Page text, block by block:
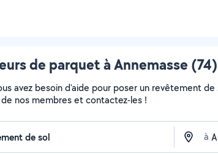
de parquet à Annemasse
avez besoin d'aide pour poser un revêtement
de nos membres et contactez-les !
à